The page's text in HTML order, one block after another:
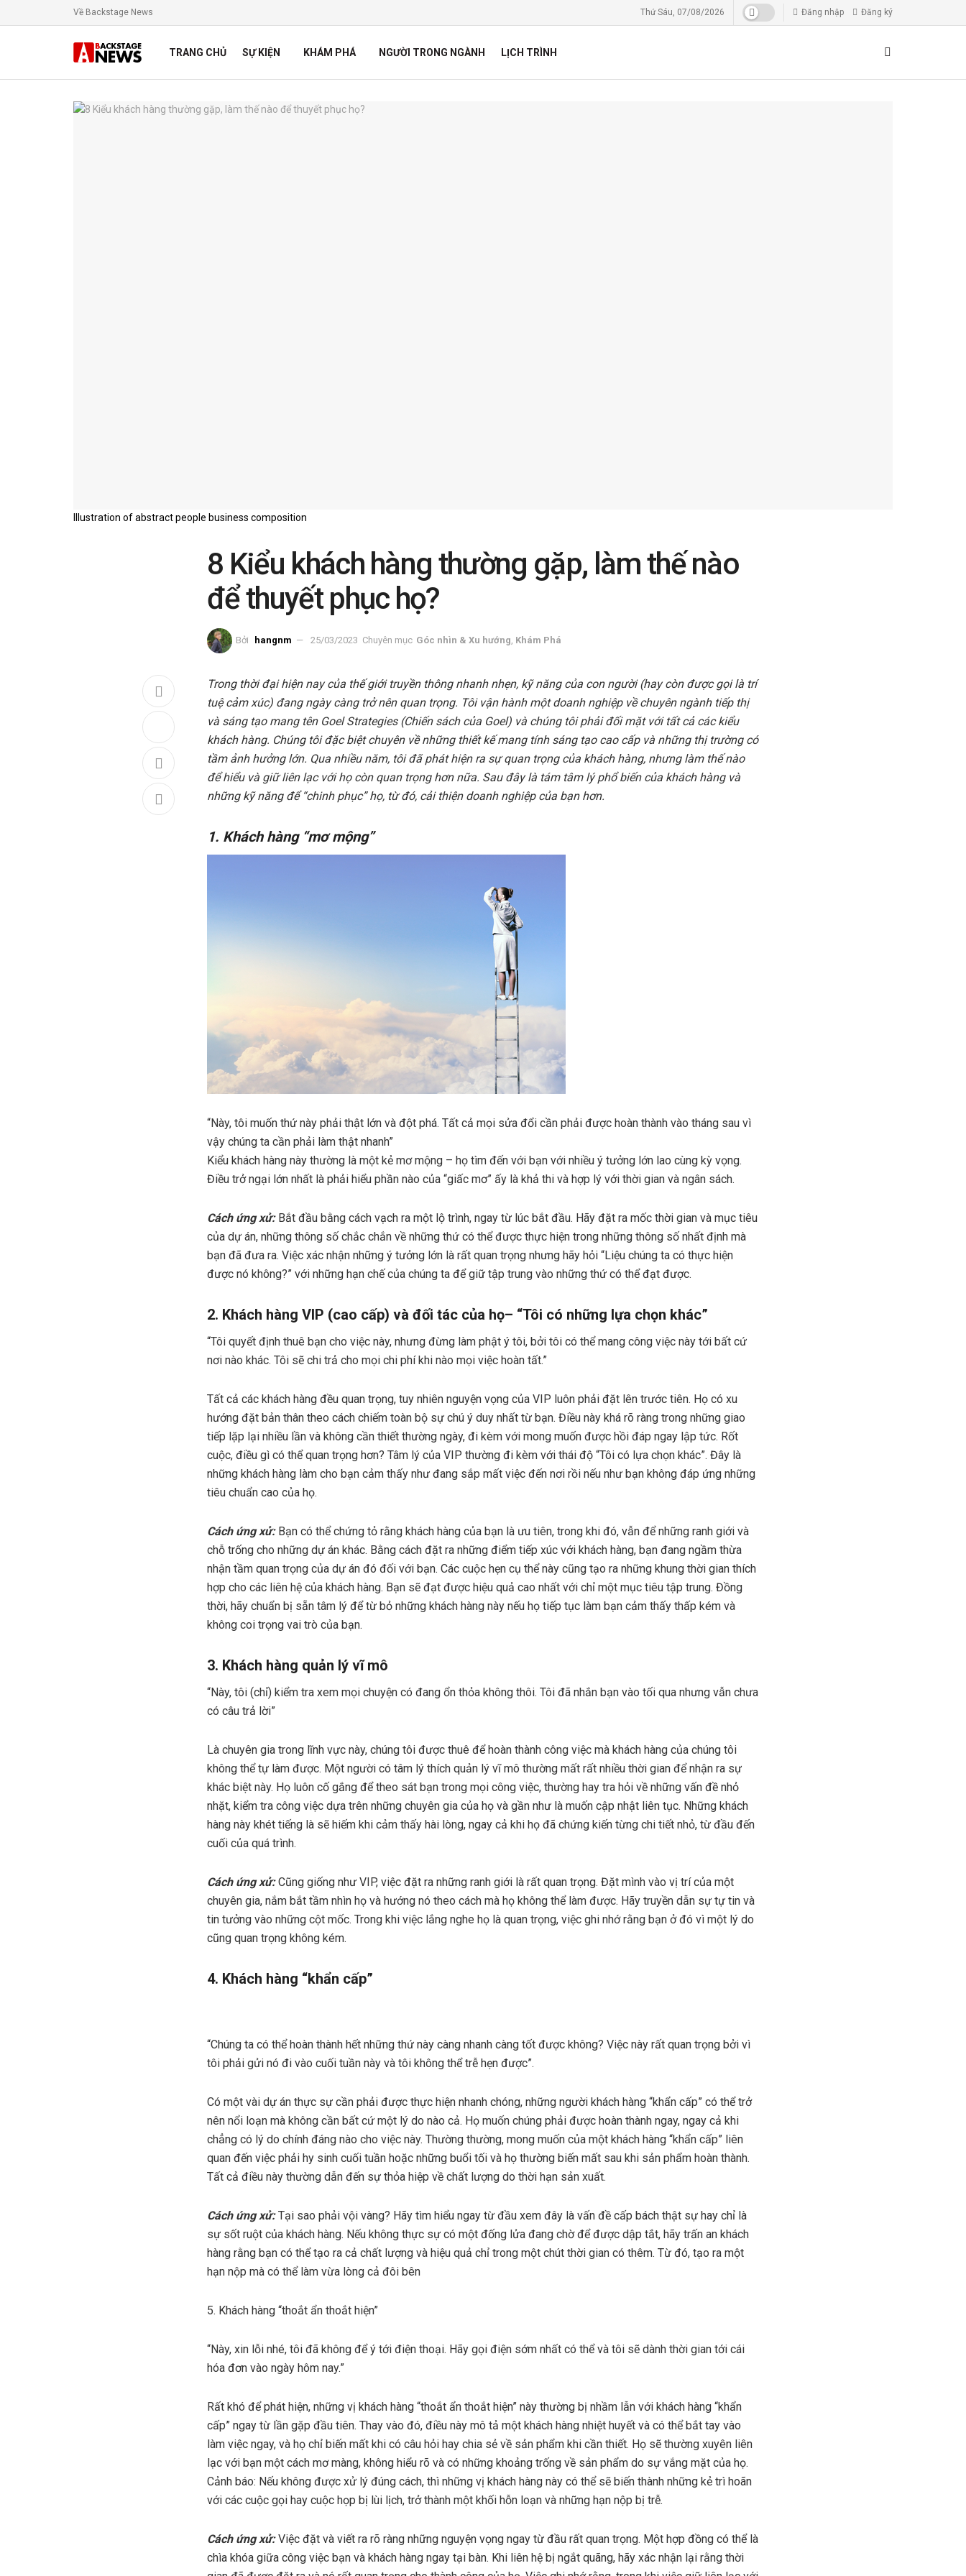
Về Backstage News Thứ Sáu, 07/08/2026 Đăng nhập Đăng ký
TRANG CHỦ SỰ KIỆN KHÁM PHÁ NGƯỜI TRONG NGÀNH LỊCH TRÌNH
Illustration of abstract people business composition
8 Kiểu khách hàng thường gặp, làm thế nào
để thuyết phục họ?
Bởi hangnm 25/03/2023 Chuyên mục Góc nhìn & Xu hướng, Khám Phá
Trong thời đại hiện nay của thế giới truyền thông nhanh nhẹn, kỹ năng của con người (hay còn được gọi là trí
tuệ cảm xúc) đang ngày càng trở nên quan trọng. Tôi vận hành một doanh nghiệp về chuyên ngành tiếp thị
và sáng tạo mang tên Goel Strategies (Chiến sách của Goel) và chúng tôi phải đối mặt với tất cả các kiểu
khách hàng. Chúng tôi đặc biệt chuyên về những thiết kế mang tính sáng tạo cao cấp và những thị trường có
tầm ảnh hưởng lớn. Qua nhiều năm, tôi đã phát hiện ra sự quan trọng của khách hàng, nhưng làm thế nào
để hiểu và giữ liên lạc với họ còn quan trọng hơn nữa. Sau đây là tám tâm lý phổ biến của khách hàng và
những kỹ năng để “chinh phục” họ, từ đó, cải thiện doanh nghiệp của bạn hơn.
1. Khách hàng “mơ mộng”
“Này, tôi muốn thứ này phải thật lớn và đột phá. Tất cả mọi sửa đổi cần phải được hoàn thành vào tháng sau vì
vậy chúng ta cần phải làm thật nhanh”
Kiểu khách hàng này thường là một kẻ mơ mộng – họ tìm đến với bạn với nhiều ý tưởng lớn lao cùng kỳ vọng.
Điều trở ngại lớn nhất là phải hiểu phần nào của “giấc mơ” ấy là khả thi và hợp lý với thời gian và ngân sách.
Cách ứng xử:Bắt đầu bằng cách vạch ra một lộ trình, ngay từ lúc bắt đầu. Hãy đặt ra mốc thời gian và mục tiêu
của dự án, những thông số chắc chắn về những thứ có thể được thực hiện trong những thông số nhất định mà
bạn đã đưa ra. Việc xác nhận những ý tưởng lớn là rất quan trọng nhưng hãy hỏi “Liệu chúng ta có thực hiện
được nó không?” với những hạn chế của chúng ta để giữ tập trung vào những thứ có thể đạt được.
2. Khách hàng VIP (cao cấp) và đối tác của họ– “Tôi có những lựa chọn khác”
“Tôi quyết định thuê bạn cho việc này, nhưng đừng làm phật ý tôi, bởi tôi có thể mang công việc này tới bất cứ
nơi nào khác. Tôi sẽ chi trả cho mọi chi phí khi nào mọi việc hoàn tất.”
Tất cả các khách hàng đều quan trọng, tuy nhiên nguyện vọng của VIP luôn phải đặt lên trước tiên. Họ có xu
hướng đặt bản thân theo cách chiếm toàn bộ sự chú ý duy nhất từ bạn. Điều này khá rõ ràng trong những giao
tiếp lặp lại nhiều lần và không cần thiết thường ngày, đi kèm với mong muốn được hồi đáp ngay lập tức. Rốt
cuộc, điều gì có thể quan trọng hơn? Tâm lý của VIP thường đi kèm với thái độ “Tôi có lựa chọn khác”. Đây là
những khách hàng làm cho bạn cảm thấy như đang sắp mất việc đến nơi rồi nếu như bạn không đáp ứng những
tiêu chuẩn cao của họ.
Cách ứng xử:Bạn có thể chứng tỏ rằng khách hàng của bạn là ưu tiên, trong khi đó, vẫn để những ranh giới và
chỗ trống cho những dự án khác. Bằng cách đặt ra những điểm tiếp xúc với khách hàng, bạn đang ngầm thừa
nhận tầm quan trọng của dự án đó đối với bạn. Các cuộc hẹn cụ thể này cũng tạo ra những khung thời gian thích
hợp cho các liên hệ của khách hàng. Bạn sẽ đạt được hiệu quả cao nhất với chỉ một mục tiêu tập trung. Đồng
thời, hãy chuẩn bị sẵn tâm lý để từ bỏ những khách hàng này nếu họ tiếp tục làm bạn cảm thấy thấp kém và
không coi trọng vai trò của bạn.
3. Khách hàng quản lý vĩ mô
“Này, tôi (chỉ) kiểm tra xem mọi chuyện có đang ổn thỏa không thôi. Tôi đã nhắn bạn vào tối qua nhưng vẫn chưa
có câu trả lời”
Là chuyên gia trong lĩnh vực này, chúng tôi được thuê để hoàn thành công việc mà khách hàng của chúng tôi
không thể tự làm được. Một người có tâm lý thích quản lý vĩ mô thường mất rất nhiều thời gian để nhận ra sự
khác biệt này. Họ luôn cố gắng để theo sát bạn trong mọi công việc, thường hay tra hỏi về những vấn đề nhỏ
nhặt, kiểm tra công việc dựa trên những chuyên gia của họ và gần như là muốn cập nhật liên tục. Những khách
hàng này khét tiếng là sẽ hiếm khi cảm thấy hài lòng, ngay cả khi họ đã chứng kiến từng chi tiết nhỏ, từ đầu đến
cuối của quá trình.
Cách ứng xử:Cũng giống như VIP, việc đặt ra những ranh giới là rất quan trọng. Đặt mình vào vị trí của một
chuyên gia, nắm bắt tầm nhìn họ và hướng nó theo cách mà họ không thể làm được. Hãy truyền dẫn sự tự tin và
tin tưởng vào những cột mốc. Trong khi việc lắng nghe họ là quan trọng, việc ghi nhớ rằng bạn ở đó vì một lý do
cũng quan trọng không kém.
4. Khách hàng “khẩn cấp”
“Chúng ta có thể hoàn thành hết những thứ này càng nhanh càng tốt được không? Việc này rất quan trọng bởi vì
tôi phải gửi nó đi vào cuối tuần này và tôi không thể trễ hẹn được”.
Có một vài dự án thực sự cần phải được thực hiện nhanh chóng, những người khách hàng “khẩn cấp” có thể trở
nên nổi loạn mà không cần bất cứ một lý do nào cả. Họ muốn chúng phải được hoàn thành ngay, ngay cả khi
chẳng có lý do chính đáng nào cho việc này. Thường thường, mong muốn của một khách hàng “khẩn cấp” liên
quan đến việc phải hy sinh cuối tuần hoặc những buổi tối và họ thường biến mất sau khi sản phẩm hoàn thành.
Tất cả điều này thường dẫn đến sự thỏa hiệp về chất lượng do thời hạn sản xuất.
Cách ứng xử:Tại sao phải vội vàng? Hãy tìm hiểu ngay từ đầu xem đây là vấn đề cấp bách thật sự hay chỉ là
sự sốt ruột của khách hàng. Nếu không thực sự có một đống lửa đang chờ để được dập tắt, hãy trấn an khách
hàng rằng bạn có thể tạo ra cả chất lượng và hiệu quả chỉ trong một chút thời gian có thêm. Từ đó, tạo ra một
hạn nộp mà có thể làm vừa lòng cả đôi bên
5. Khách hàng “thoắt ẩn thoắt hiện”
“Này, xin lỗi nhé, tôi đã không để ý tới điện thoại. Hãy gọi điện sớm nhất có thể và tôi sẽ dành thời gian tới cái
hóa đơn vào ngày hôm nay.”
Rất khó để phát hiện, những vị khách hàng “thoắt ẩn thoắt hiện” này thường bị nhầm lẫn với khách hàng “khẩn
cấp” ngay từ lần gặp đầu tiên. Thay vào đó, điều này mô tả một khách hàng nhiệt huyết và có thể bắt tay vào
làm việc ngay, và họ chỉ biến mất khi có câu hỏi hay chia sẻ về sản phẩm khi cần thiết. Họ sẽ thường xuyên liên
lạc với bạn một cách mơ màng, không hiểu rõ và có những khoảng trống về sản phẩm do sự vắng mặt của họ.
Cảnh báo: Nếu không được xử lý đúng cách, thì những vị khách hàng này có thể sẽ biến thành những kẻ trì hoãn
với các cuộc gọi hay cuộc họp bị lùi lịch, trở thành một khối hỗn loạn và những hạn nộp bị trễ.
Cách ứng xử:Việc đặt và viết ra rõ ràng những nguyện vọng ngay từ đầu rất quan trọng. Một hợp đồng có thể là
chìa khóa giữa công việc bạn và khách hàng ngay tại bàn. Khi liên hệ bị ngắt quãng, hãy xác nhận lại rằng thời